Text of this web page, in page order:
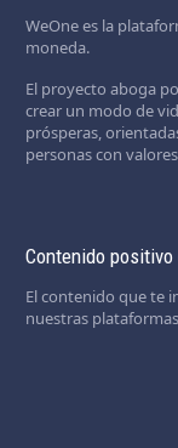
WeOne es la
moneda.
El proyecto aboga
crear un modo de
prósperas,
personas con
Contenido
El contenido que te
nuestras